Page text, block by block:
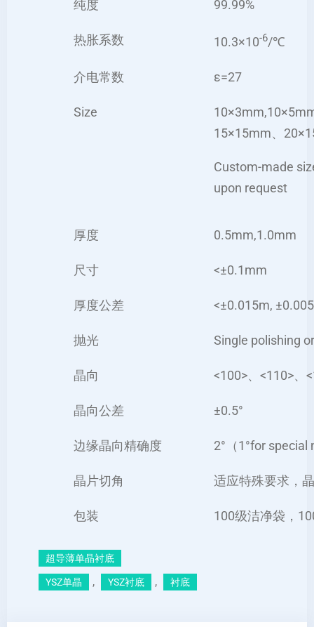
纯度 99.99%
热胀系数 10.3×10-6/℃
介电常数 ε=27
Size
15×15mm、
Custom-made
upon request
厚度 0.5mm,1.0mm
尺寸 <±0.1mm
厚度公差 <±0.015m,
抛光 Single polishing
晶向 <100>、<110>、
晶向公差 ±0.5°
边缘晶向精确度 2°（1°for special
晶片切角 适应特殊要求，
包装 100级洁净袋，
超导薄单晶衬底
YSZ单晶 , YSZ衬底 , 衬底